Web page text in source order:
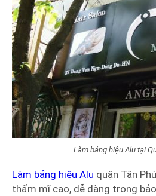
Làm bảng hiệu Alu tại
Làm bảng hiệu Alu quận Tân
thẩm mĩ cao, dễ dàng trong